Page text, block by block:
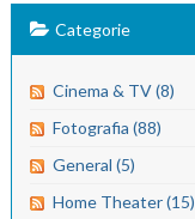
Categorie
Cinema & TV (8)
Fotografia (88)
General (5)
Home Theater (15)